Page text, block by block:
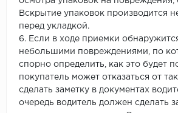
Вскрытие упаковок производится
перед укладкой.
6. Если в ходе приемки
небольшими повреждениями, по
спорно определить, как это будет
покупатель может отказаться от
сделать заметку в документах
очередь водитель должен сделать